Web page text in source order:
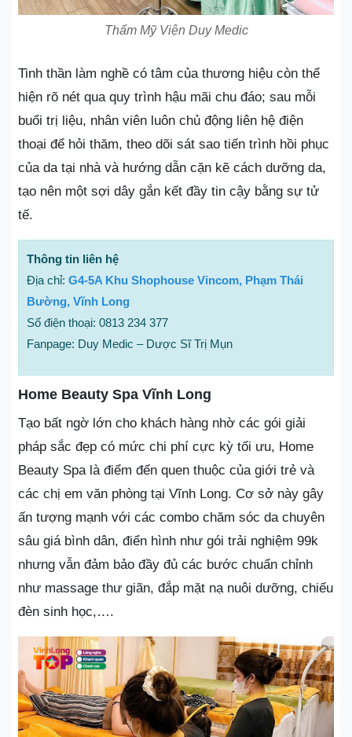
Thẩm Mỹ Viện Duy Medic
Tinh thần làm nghề có tâm của thương hiệu còn thể
hiện rõ nét qua quy trình hậu mãi chu đáo; sau mỗi
buổi trị liệu, nhân viên luôn chủ động liên hệ điện
thoại để hỏi thăm, theo dõi sát sao tiến trình hồi phục
của da tại nhà và hướng dẫn cặn kẽ cách dưỡng da,
tạo nên một sợi dây gắn kết đầy tin cậy bằng sự tử
tế.
Thông tin liên hệ
Địa chỉ: G4-5A Khu Shophouse Vincom, Phạm Thái
Bường, Vĩnh Long
Số điện thoại: 0813 234 377
Fanpage: Duy Medic – Dược Sĩ Trị Mụn
Home Beauty Spa Vĩnh Long
Tạo bất ngờ lớn cho khách hàng nhờ các gói giải
pháp sắc đẹp có mức chi phí cực kỳ tối ưu, Home
Beauty Spa là điểm đến quen thuộc của giới trẻ và
các chị em văn phòng tại Vĩnh Long. Cơ sở này gây
ấn tượng mạnh với các combo chăm sóc da chuyên
sâu giá bình dân, điển hình như gói trải nghiệm 99k
nhưng vẫn đảm bảo đầy đủ các bước chuẩn chỉnh
như massage thư giãn, đắp mặt nạ nuôi dưỡng, chiếu
đèn sinh học,….